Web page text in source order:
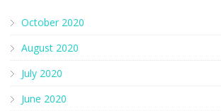
October 2020
August 2020
July 2020
June 2020